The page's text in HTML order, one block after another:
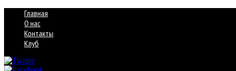
Главная
О нас
Контакты
Клуб